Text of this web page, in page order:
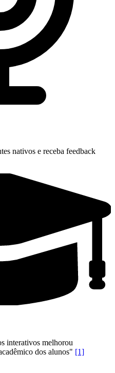
nativos e receba feedback
interativos melhorou
dos alunos" [1]